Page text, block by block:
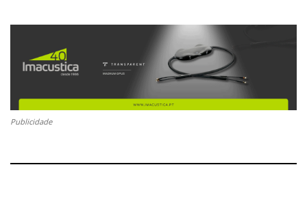
Publicidade